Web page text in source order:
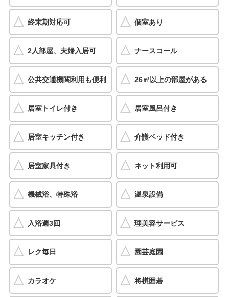
終末期対応可 個室あり
2人部屋、夫婦入居可 ナースコール
公共交通機関利用も便利 26㎡以上の部屋がある
居室トイレ付き 居室風呂付き
居室キッチン付き 介護ベッド付き
居室家具付き ネット利用可
機械浴、特殊浴 温泉設備
入浴週3回 理美容サービス
レク毎日 園芸庭園
カラオケ 将棋囲碁